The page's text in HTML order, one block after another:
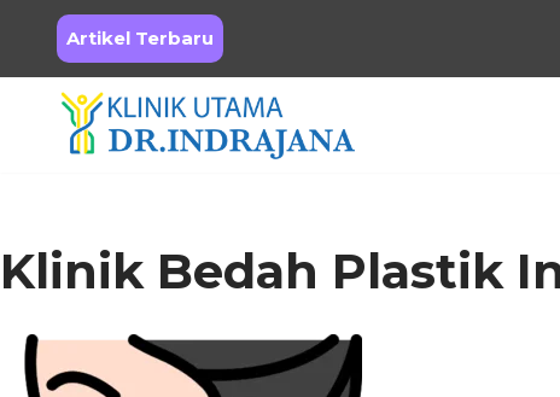
content
Artikel Terbaru
Klinik Bedah Plastik